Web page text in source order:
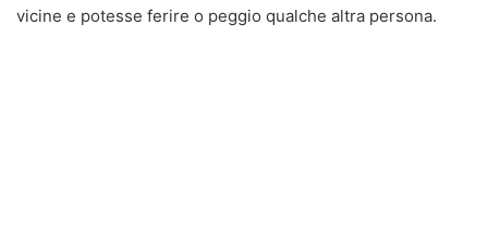
vicine e potesse ferire o peggio qualche altra persona.